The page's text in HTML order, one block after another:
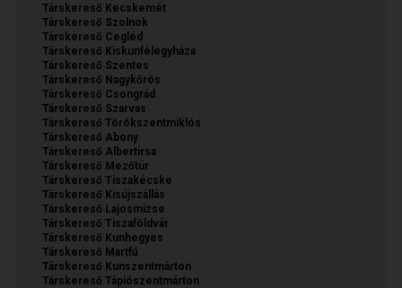
Társkereső Kecskemét
Társkereső Szolnok
Társkereső Cegléd
Társkereső Kiskunfélegyháza
Társkereső Szentes
Társkereső Nagykőrös
Társkereső Csongrád
Társkereső Szarvas
Társkereső Törökszentmiklós
Társkereső Abony
Társkereső Albertirsa
Társkereső Mezőtúr
Társkereső Tiszakécske
Társkereső Kisújszállás
Társkereső Lajosmizse
Társkereső Tiszaföldvár
Társkereső Kunhegyes
Társkereső Martfű
Társkereső Kunszentmárton
Társkereső Tápiószentmárton